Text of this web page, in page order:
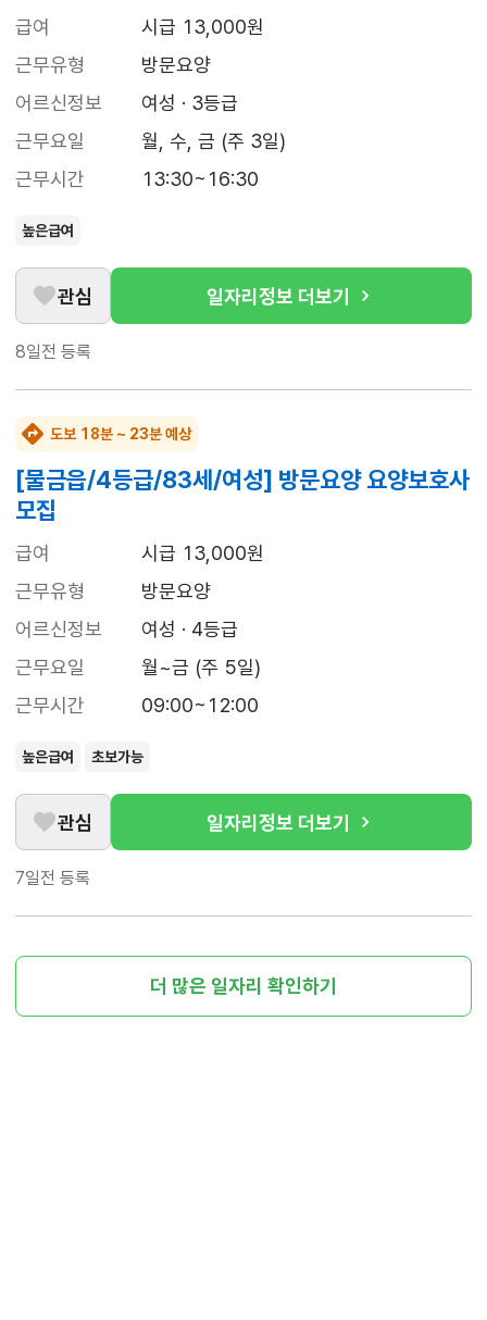
급여
시급 13,000원
근무유형
방문요양
어르신정보
여성 · 3등급
근무요일
월, 수, 금 (주 3일)
근무시간
13:30~16:30
높은급여
관심 일자리정보 더보기
8일전 등록
도보 18분 ~ 23분 예상
[물금읍/4등급/83세/여성] 방문요양 요양보호사
모집
급여
시급 13,000원
근무유형
방문요양
어르신정보
여성 · 4등급
근무요일
월~금 (주 5일)
근무시간
09:00~12:00
높은급여 초보가능
관심 일자리정보 더보기
7일전 등록
더 많은 일자리 확인하기